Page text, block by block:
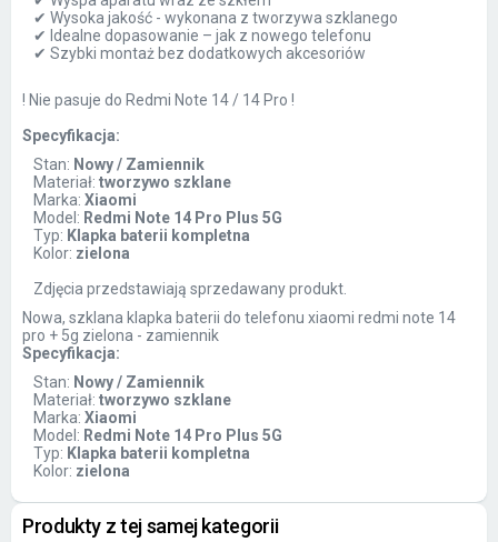
✔ Wysoka jakość - wykonana z tworzywa szklanego
✔ Idealne dopasowanie – jak z nowego telefonu
✔ Szybki montaż bez dodatkowych akcesoriów
! Nie pasuje do Redmi Note 14 / 14 Pro !
Specyfikacja:
Stan: Nowy / Zamiennik
Materiał: tworzywo szklane
Marka: Xiaomi
Model: Redmi Note 14 Pro Plus 5G
Typ: Klapka baterii kompletna
Kolor: zielona
Zdjęcia przedstawiają sprzedawany produkt.
Nowa, szklana klapka baterii do telefonu xiaomi redmi note 14
pro + 5g zielona - zamiennik
Specyfikacja:
Stan: Nowy / Zamiennik
Materiał: tworzywo szklane
Marka: Xiaomi
Model: Redmi Note 14 Pro Plus 5G
Typ: Klapka baterii kompletna
Kolor: zielona
Produkty z tej samej kategorii